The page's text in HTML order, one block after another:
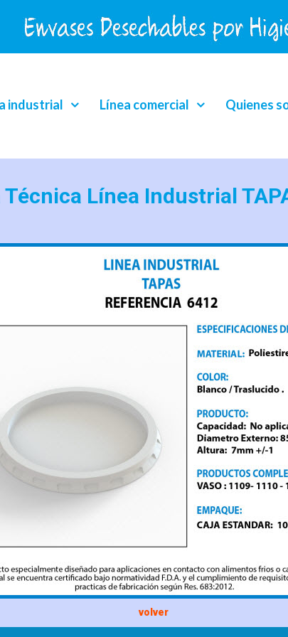
industrial Línea comercial Quienes
Técnica Línea Industrial
volver